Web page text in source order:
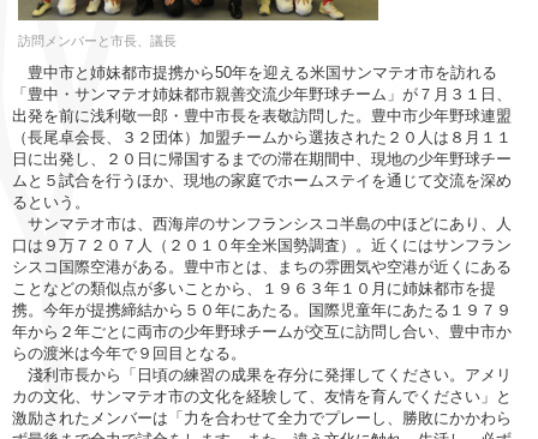
訪問メンバーと市長、議長
豊中市と姉妹都市提携から50年を迎える米国サンマテオ市を訪れる
「豊中・サンマテオ姉妹都市親善交流少年野球チーム」が７月３１日、
出発を前に浅利敬一郎・豊中市長を表敬訪問した。豊中市少年野球連盟
（長尾卓会長、３２団体）加盟チームから選抜された２０人は８月１１
日に出発し、２０日に帰国するまでの滞在期間中、現地の少年野球チー
ムと５試合を行うほか、現地の家庭でホームステイを通じて交流を深め
るという。
サンマテオ市は、西海岸のサンフランシスコ半島の中ほどにあり、人
口は９万７２０７人（２０１０年全米国勢調査）。近くにはサンフラン
シスコ国際空港がある。豊中市とは、まちの雰囲気や空港が近くにある
ことなどの類似点が多いことから、１９６３年１０月に姉妹都市を提
携。今年が提携締結から５０年にあたる。国際児童年にあたる１９７９
年から２年ごとに両市の少年野球チームが交互に訪問し合い、豊中市か
らの渡米は今年で９回目となる。
淺利市長から「日頃の練習の成果を存分に発揮してください。アメリ
カの文化、サンマテオ市の文化を経験して、友情を育んでください」と
激励されたメンバーは「力を合わせて全力でプレーし、勝敗にかかわら